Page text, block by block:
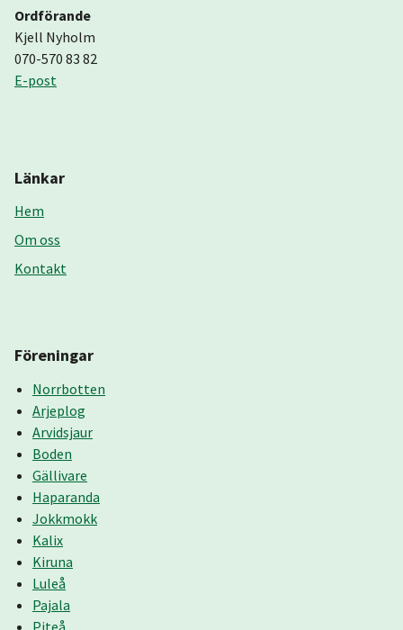
Ordförande
Kjell Nyholm
070-570 83 82
E-post
Länkar
Hem
Om oss
Kontakt
Föreningar
Norrbotten
Arjeplog
Arvidsjaur
Boden
Gällivare
Haparanda
Jokkmokk
Kalix
Kiruna
Luleå
Pajala
Piteå